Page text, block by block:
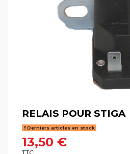
RELAIS POUR STIGA
Derniers articles en stock
13,50 €
TTC